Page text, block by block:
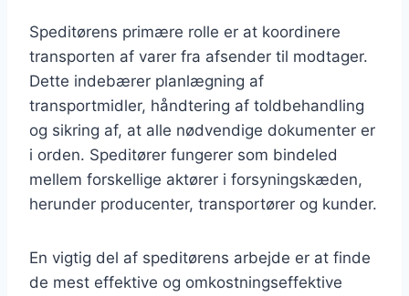
Speditørens primære rolle er at koordinere
transporten af varer fra afsender til modtager.
Dette indebærer planlægning af
transportmidler, håndtering af toldbehandling
og sikring af, at alle nødvendige dokumenter er
i orden. Speditører fungerer som bindeled
mellem forskellige aktører i forsyningskæden,
herunder producenter, transportører og kunder.
En vigtig del af speditørens arbejde er at finde
de mest effektive og omkostningseffektive